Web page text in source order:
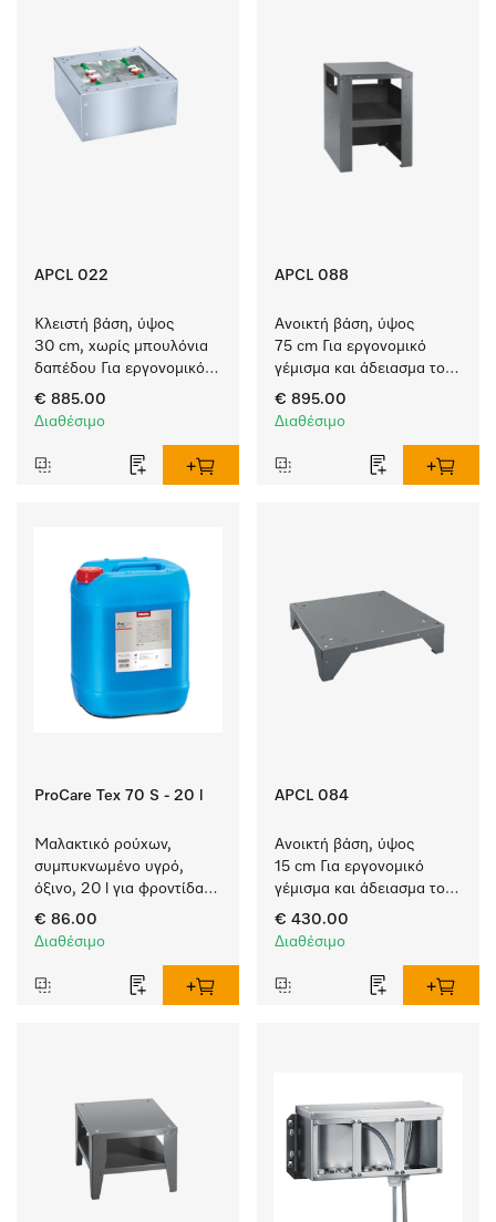
APCL 022
Κλειστή βάση, ύψος
30 cm, χωρίς μπουλόνια
δαπέδου Για εργονομικό
γέμισμα και άδειασμα του
πλυντηρίου ρούχων και
€ 885.00
Διαθέσιμο
APCL 088
Ανοικτή βάση, ύψος
75 cm Για εργονομικό
γέμισμα και άδειασμα του
πλυντηρίου ρούχων και
του στεγνωτηρίου.
€ 895.00
Διαθέσιμο
ProCare Tex 70 S - 20 l
Μαλακτικό ρούχων,
συμπυκνωμένο υγρό,
όξινο, 20 l για φροντίδα
υφασμάτων, για
εξαιρετική υφή και
€ 86.00
Διαθέσιμο
APCL 084
Ανοικτή βάση, ύψος
15 cm Για εργονομικό
γέμισμα και άδειασμα του
πλυντηρίου ρούχων και
του στεγνωτηρίου.
€ 430.00
Διαθέσιμο